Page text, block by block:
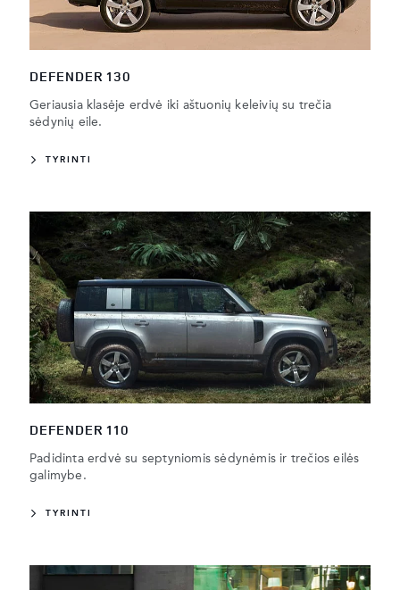
DEFENDER 130
Geriausia klasėje erdvė iki aštuonių keleivių su trečia
sėdynių eile.
TYRINTI
DEFENDER 110
Padidinta erdvė su septyniomis sėdynėmis ir trečios eilės
galimybe.
TYRINTI